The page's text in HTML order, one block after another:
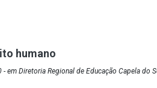
humano
em Diretoria Regional de Educação Capela do